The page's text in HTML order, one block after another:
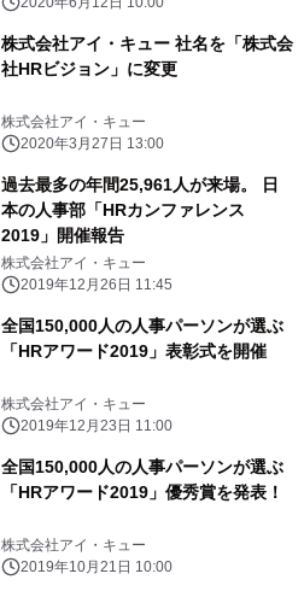
株式会社アイ・キュー 社名を「株式会
社HRビジョン」に変更
株式会社アイ・キュー
2020年3月27日 13:00
過去最多の年間25,961人が来場。 日
本の人事部「HRカンファレンス
2019」開催報告
株式会社アイ・キュー
2019年12月26日 11:45
全国150,000人の人事パーソンが選ぶ
「HRアワード2019」表彰式を開催
株式会社アイ・キュー
2019年12月23日 11:00
全国150,000人の人事パーソンが選ぶ
「HRアワード2019」優秀賞を発表！
株式会社アイ・キュー
2019年10月21日 10:00